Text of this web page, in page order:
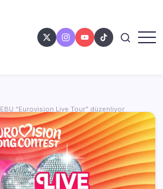
EBU “Eurovision Live Tour” düzenliyor